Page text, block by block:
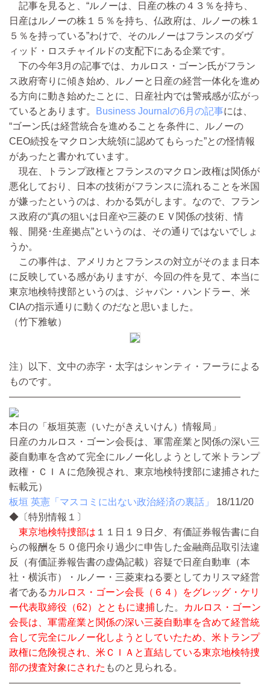
記事を見ると、“ルノーは、日産の株の４３％を持ち、
日産はルノーの株１５％を持ち、仏政府は、ルノーの株１
５％を持っている”わけで、そのルノーはフランスのダヴ
ィッド・ロスチャイルドの支配下にある企業です。
下の今年3月の記事では、カルロス・ゴーン氏がフラン
ス政府寄りに傾き始め、ルノーと日産の経営一体化を進め
る方向に動き始めたことに、日産社内では警戒感が広がっ
ているとあります。
Business Journalの6月の記事には、
“ゴーン氏は経営統合を進めることを条件に、ルノーの
CEO続投をマクロン大統領に認めてもらった”との怪情報
があったと書かれています。
現在、トランプ政権とフランスのマクロン政権は関係が
悪化しており、日本の技術がフランスに流れることを米国
が嫌ったというのは、わかる気がします。なので、フラン
ス政府の“真の狙いは日産や三菱のＥＶ関係の技術、情
報、開発･生産拠点”というのは、その通りではないでしょ
うか。
この事件は、アメリカとフランスの対立がそのまま日本
に反映している感がありますが、今回の件を見て、本当に
東京地検特捜部というのは、ジャパン・ハンドラー、米
CIAの指示通りに動くのだなと思いました。
（竹下雅敏）
注）以下、文中の赤字・太字はシャンティ・フーラによる
ものです。
————————————————————————
本日の「板垣英憲（いたがきえいけん）情報局」
日産のカルロス・ゴーン会長は、軍需産業と関係の深い三
菱自動車を含めて完全にルノー化しようとして米トランプ
政権・ＣＩＡに危険視され、東京地検特捜部に逮捕された
転載元）
板垣 英憲「マスコミに出ない政治経済の裏話」
18/11/20
◆〔特別情報１〕
東京地検特捜部は １１日１９日夕、有価証券報告書に自
らの報酬を５０億円余り過少に申告した金融商品取引法違
反（有価証券報告書の虚偽記載）容疑で日産自動車（本
社・横浜市）・ルノー・三菱束ねる要としてカリスマ経営
者である カルロス・ゴーン会長（６４）をグレッグ・ケリ
ー代表取締役（62）とともに逮捕した。
カルロス・ゴーン
会長は、軍需産業と関係の深い三菱自動車を含めて経営統
合して完全にルノー化しようとしていたため、米トランプ
政権に危険視され、米ＣＩＡと直結している東京地検特捜
部の捜査対象にされた ものと見られる。
————————————————————————